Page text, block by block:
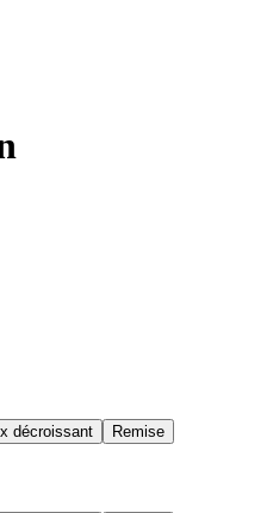
décroissant Remise